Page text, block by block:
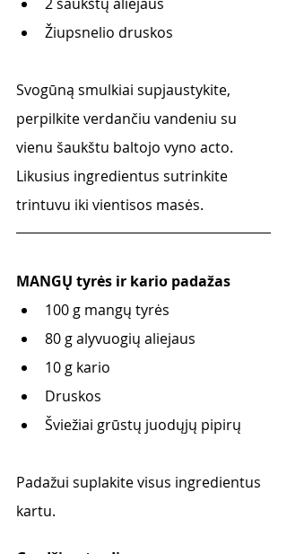
Žiupsnelio druskos
Svogūną smulkiai supjaustykite,
perpilkite verdančiu vandeniu su
vienu šaukštu baltojo vyno acto.
Likusius ingredientus sutrinkite
trintuvu iki vientisos masės.
MANGŲ tyrės ir kario padažas
100 g mangų tyrės
80 g alyvuogių aliejaus
10 g kario
Druskos
Šviežiai grūstų juodųjų pipirų
Padažui suplakite visus ingredientus
kartu.